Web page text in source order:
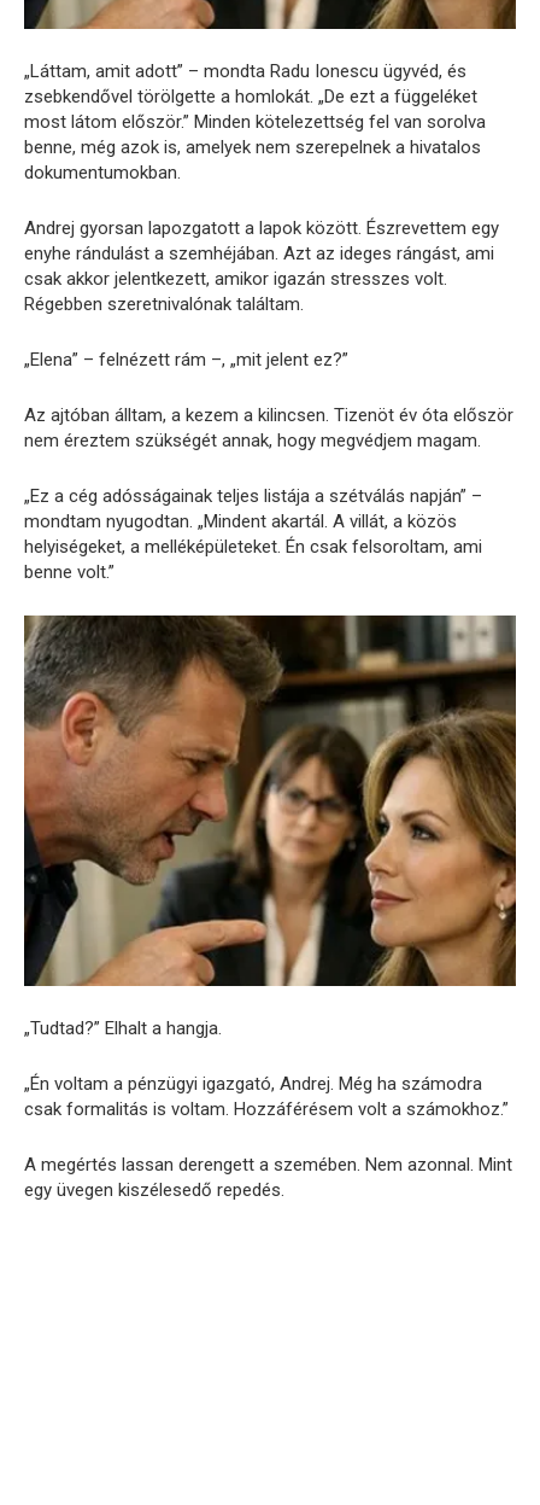
„Láttam, amit adott” – mondta Radu Ionescu ügyvéd, és
zsebkendővel törölgette a homlokát. „De ezt a függeléket
most látom először.” Minden kötelezettség fel van sorolva
benne, még azok is, amelyek nem szerepelnek a hivatalos
dokumentumokban.
Andrej gyorsan lapozgatott a lapok között. Észrevettem egy
enyhe rándulást a szemhéjában. Azt az ideges rángást, ami
csak akkor jelentkezett, amikor igazán stresszes volt.
Régebben szeretnivalónak találtam.
„Elena” – felnézett rám –, „mit jelent ez?”
Az ajtóban álltam, a kezem a kilincsen. Tizenöt év óta először
nem éreztem szükségét annak, hogy megvédjem magam.
„Ez a cég adósságainak teljes listája a szétválás napján” –
mondtam nyugodtan. „Mindent akartál. A villát, a közös
helyiségeket, a melléképületeket. Én csak felsoroltam, ami
benne volt.”
„Tudtad?” Elhalt a hangja.
„Én voltam a pénzügyi igazgató, Andrej. Még ha számodra
csak formalitás is voltam. Hozzáférésem volt a számokhoz.”
A megértés lassan derengett a szemében. Nem azonnal. Mint
egy üvegen kiszélesedő repedés.